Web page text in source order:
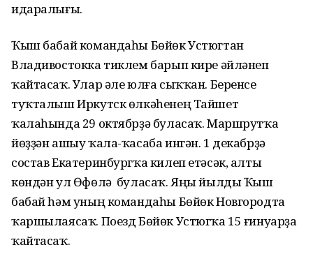
идаралығы.
Ҡыш бабай командаһы Бөйөк Устюгтан
Владивостокка тиклем барып кире әйләнеп
ҡайтасаҡ. Улар әле юлға сыҡҡан. Беренсе
туҡталыш Иркутск өлкәһенең Тайшет
ҡалаһында 29 октябрҙә буласаҡ. Маршрутҡа
йөҙҙән ашыу ҡала-ҡасаба ингән. 1 декабрҙә
состав Екатеринбургҡа килеп етәсәк, алты
көндән ул Өфөлә буласаҡ. Яңы йылды Ҡыш
бабай һәм уның командаһы Бөйөк Новгородта
ҡаршылаясаҡ. Поезд Бөйөк Устюгҡа 15 ғинуарҙа
ҡайтасаҡ.